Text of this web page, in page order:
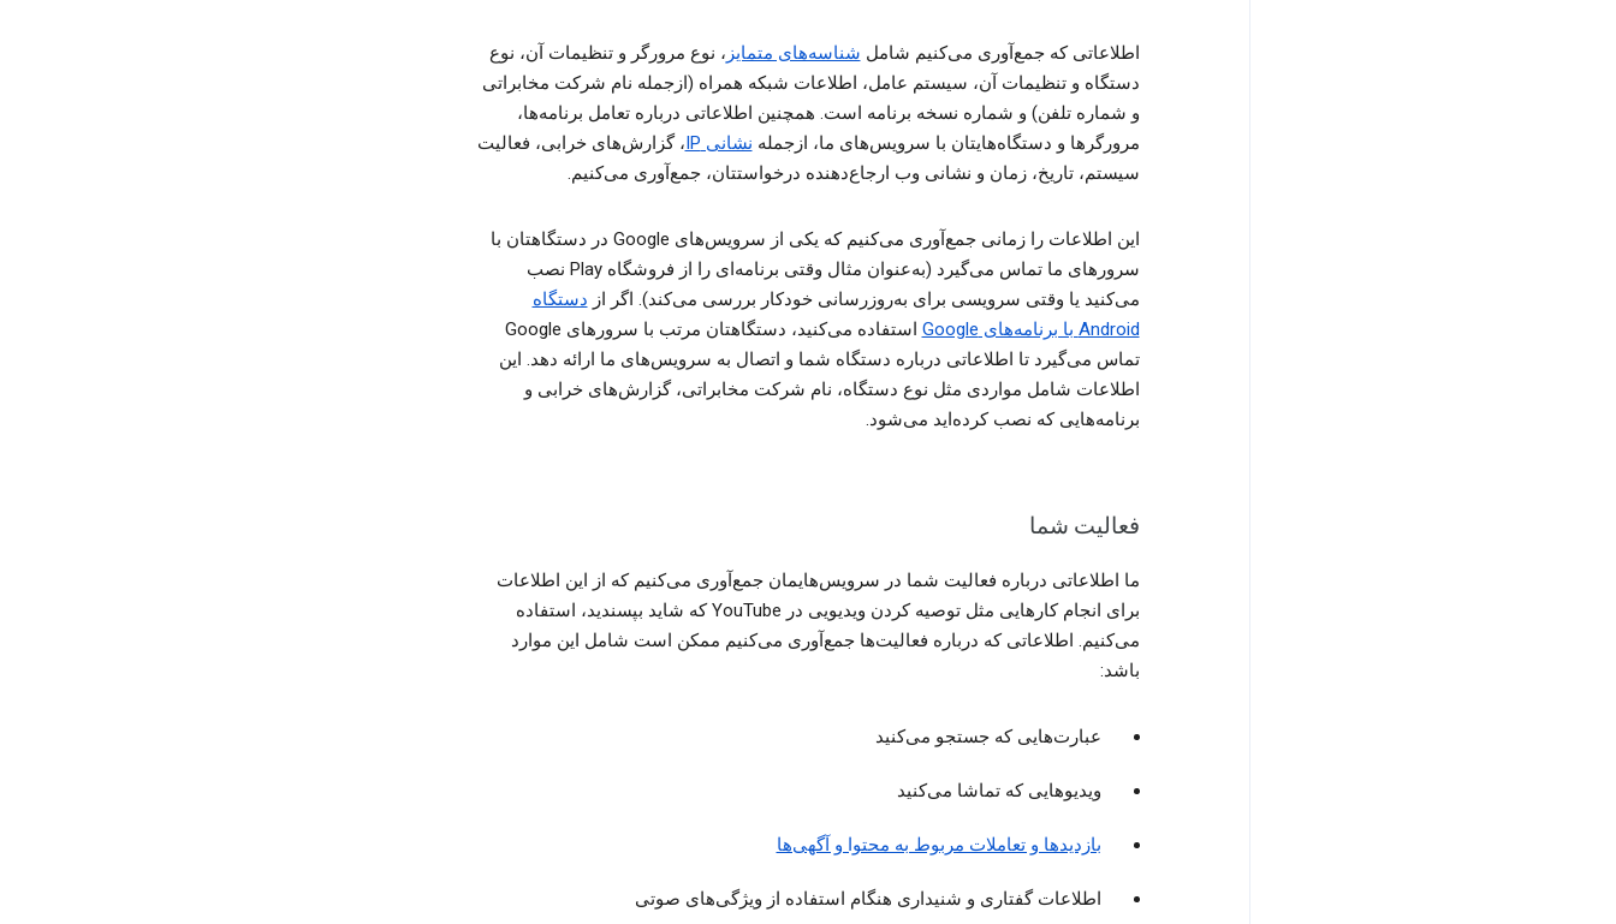
اطلاعاتی که جمع‌آوری می‌کنیم شامل شناسه‌های متمایز ، نوع مرورگر و تنظیمات آن، نوع
دستگاه و تنظیمات آن، سیستم عامل، اطلاعات شبکه همراه (ازجمله نام شرکت مخابراتی
و شماره تلفن) و شماره نسخه برنامه است. همچنین اطلاعاتی درباره تعامل برنامه‌ها،
مرورگرها و دستگاه‌هایتان با سرویس‌های ما، ازجمله نشانی IP
، گزارش‌های خرابی، فعالیت
سیستم، تاریخ، زمان و نشانی وب ارجاع‌دهنده درخواستتان، جمع‌آوری می‌کنیم.
این اطلاعات را زمانی جمع‌آوری می‌کنیم که یکی از سرویس‌های Google در دستگاهتان با
سرورهای ما تماس می‌گیرد (به‌عنوان مثال وقتی برنامه‌ای را از فروشگاه Play نصب
می‌کنید یا وقتی سرویسی برای به‌روزرسانی خودکار بررسی می‌کند). اگر از دستگاه
Android با برنامه‌های Google
استفاده می‌کنید، دستگاهتان مرتب با سرورهای Google
تماس می‌گیرد تا اطلاعاتی درباره دستگاه شما و اتصال به سرویس‌های ما ارائه دهد. این
اطلاعات شامل مواردی مثل نوع دستگاه، نام شرکت مخابراتی، گزارش‌های خرابی و
برنامه‌هایی که نصب کرده‌اید می‌شود.
فعالیت شما
ما اطلاعاتی درباره فعالیت شما در سرویس‌هایمان جمع‌آوری می‌کنیم که از این اطلاعات
برای انجام کارهایی مثل توصیه کردن ویدیویی در YouTube که شاید بپسندید، استفاده
می‌کنیم. اطلاعاتی که درباره فعالیت‌ها جمع‌آوری می‌کنیم ممکن است شامل این موارد
باشد:
عبارت‌هایی که جستجو می‌کنید
ویدیوهایی که تماشا می‌کنید
بازدیدها و تعاملات مربوط به محتوا و آگهی‌ها
اطلاعات گفتاری و شنیداری هنگام استفاده از ویژگی‌های صوتی